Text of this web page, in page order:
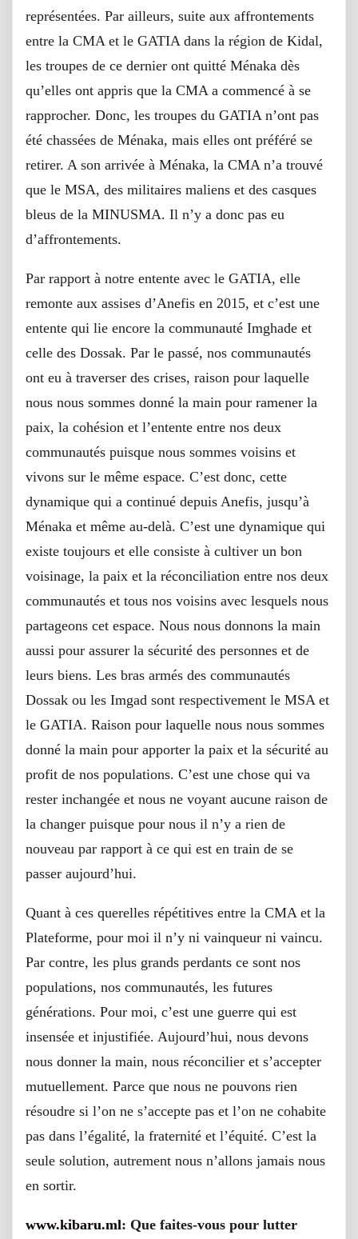
représentées. Par ailleurs, suite aux affrontements
entre la CMA et le GATIA dans la région de Kidal,
les troupes de ce dernier ont quitté Ménaka dès
qu’elles ont appris que la CMA a commencé à se
rapprocher. Donc, les troupes du GATIA n’ont pas
été chassées de Ménaka, mais elles ont préféré se
retirer. A son arrivée à Ménaka, la CMA n’a trouvé
que le MSA, des militaires maliens et des casques
bleus de la MINUSMA. Il n’y a donc pas eu
d’affrontements.
Par rapport à notre entente avec le GATIA, elle
remonte aux assises d’Anefis en 2015, et c’est une
entente qui lie encore la communauté Imghade et
celle des Dossak. Par le passé, nos communautés
ont eu à traverser des crises, raison pour laquelle
nous nous sommes donné la main pour ramener la
paix, la cohésion et l’entente entre nos deux
communautés puisque nous sommes voisins et
vivons sur le même espace. C’est donc, cette
dynamique qui a continué depuis Anefis, jusqu’à
Ménaka et même au-delà. C’est une dynamique qui
existe toujours et elle consiste à cultiver un bon
voisinage, la paix et la réconciliation entre nos deux
communautés et tous nos voisins avec lesquels nous
partageons cet espace. Nous nous donnons la main
aussi pour assurer la sécurité des personnes et de
leurs biens. Les bras armés des communautés
Dossak ou les Imgad sont respectivement le MSA et
le GATIA. Raison pour laquelle nous nous sommes
donné la main pour apporter la paix et la sécurité au
profit de nos populations. C’est une chose qui va
rester inchangée et nous ne voyant aucune raison de
la changer puisque pour nous il n’y a rien de
nouveau par rapport à ce qui est en train de se
passer aujourd’hui.
Quant à ces querelles répétitives entre la CMA et la
Plateforme, pour moi il n’y ni vainqueur ni vaincu.
Par contre, les plus grands perdants ce sont nos
populations, nos communautés, les futures
générations. Pour moi, c’est une guerre qui est
insensée et injustifiée. Aujourd’hui, nous devons
nous donner la main, nous réconcilier et s’accepter
mutuellement. Parce que nous ne pouvons rien
résoudre si l’on ne s’accepte pas et l’on ne cohabite
pas dans l’égalité, la fraternité et l’équité. C’est la
seule solution, autrement nous n’allons jamais nous
en sortir.
www.kibaru.ml: Que faites-vous pour lutter